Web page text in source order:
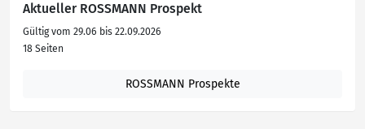
Aktueller ROSSMANN Prospekt
Gültig vom 29.06 bis 22.09.2026
18 Seiten
ROSSMANN Prospekte